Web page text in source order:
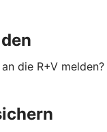
die R+V melden?